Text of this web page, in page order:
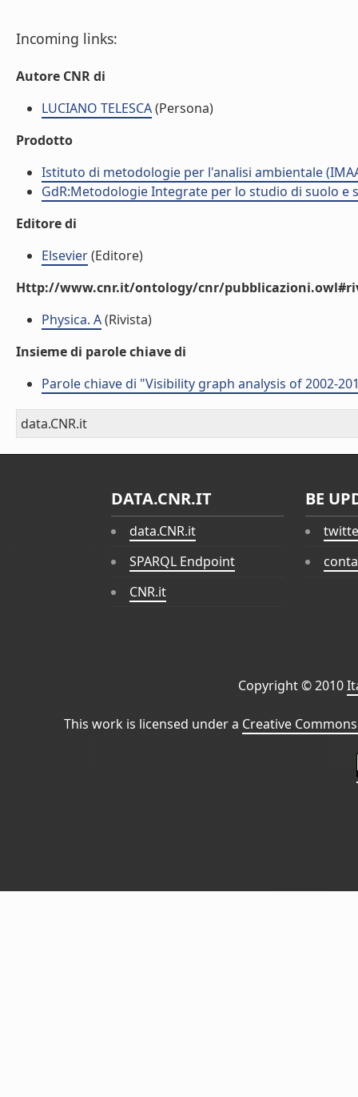
Incoming links:
Autore CNR di
LUCIANO TELESCA(Persona)
Prodotto
Istituto di metodologie per l'analisi ambientale
GdR:Metodologie Integrate per lo studio di suolo e
Editore di
Elsevier(Editore)
Http://www.cnr.it/ontology/cnr/
Physica. A(Rivista)
Insieme di parole chiave di
Parole chiave di "Visibility graph analysis of 2002-
data.CNR.it
DATA.CNR.IT
data.CNR.it
SPARQL Endpoint
CNR.it
BE
Copyright © 2010
This work is licensed under a Creative